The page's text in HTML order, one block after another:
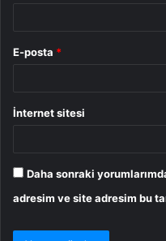
E-posta *
İnternet sitesi
Daha sonraki
adresim ve site adresim bu